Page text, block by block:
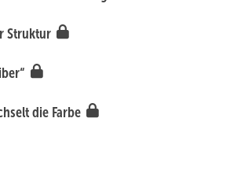
Struktur
die Farbe